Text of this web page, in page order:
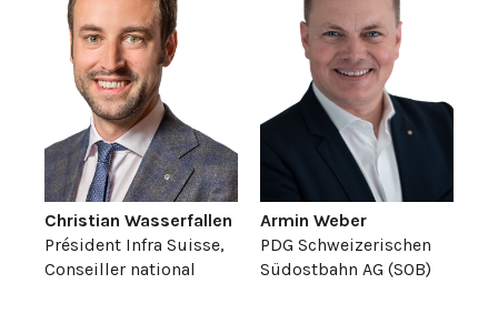
Christian Wasserfallen
Président Infra Suisse,
Conseiller national
Armin Weber
PDG Schweizerischen
Südostbahn AG (SOB)